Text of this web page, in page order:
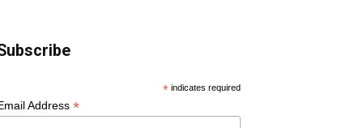
* indicates required
Address *